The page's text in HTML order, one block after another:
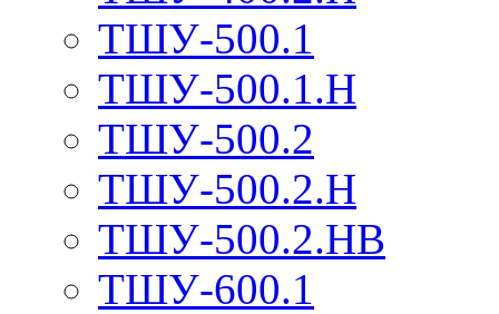
ТШУ-500.1
ТШУ-500.1.Н
ТШУ-500.2
ТШУ-500.2.Н
ТШУ-500.2.НВ
ТШУ-600.1